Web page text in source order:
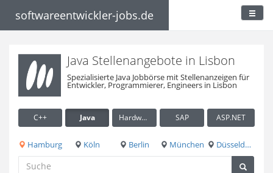
softwareentwickler-jobs.de
Java Stellenangebote in Lisbon
Spezialisierte Java Jobbörse mit Stellenanzeigen für
Entwickler, Programmierer, Engineers in Lisbon
C++ Java Hardware / Embedded SAP ASP.NET
Hamburg Köln Berlin München Düsseldorf